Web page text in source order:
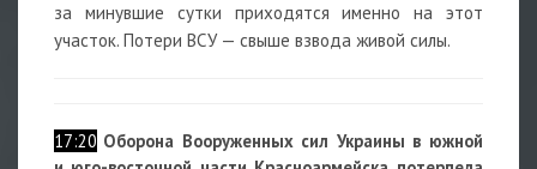
за минувшие сутки приходятся именно на этот
участок. Потери ВСУ — свыше взвода живой силы.
17:20 Оборона Вооруженных сил Украины в южной